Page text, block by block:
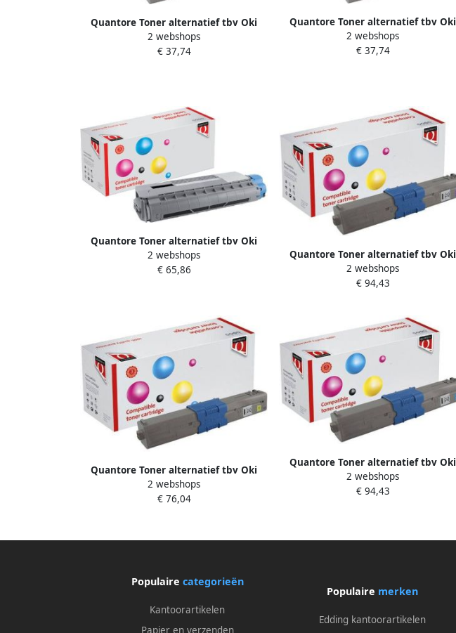
Quantore Toner alternatief tbv Oki
44469724 blauw
2 webshops
€ 37,74
Quantore Toner alternatief tbv Oki
44469723 rood
2 webshops
€ 37,74
Quantore Toner alternatief tbv Oki
44315308 zwart
2 webshops
€ 65,86
Quantore Toner alternatief tbv Oki
46471102 rood
2 webshops
€ 94,43
Quantore Toner alternatief tbv Oki
44844505 geel
2 webshops
€ 76,04
Quantore Toner alternatief tbv Oki
46471103 blauw
2 webshops
€ 94,43
Populaire categorieën
Kantoorartikelen
Papier en verzenden
Populaire merken
Edding kantoorartikelen